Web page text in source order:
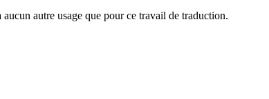
autre usage que pour ce travail de traduction.